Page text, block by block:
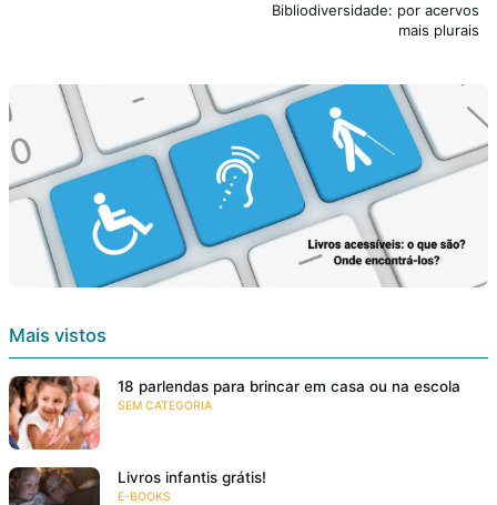
Bibliodiversidade: por acervos
mais plurais
Mais vistos
18 parlendas para brincar em casa ou na escola
SEM CATEGORIA
Livros infantis grátis!
E-BOOKS